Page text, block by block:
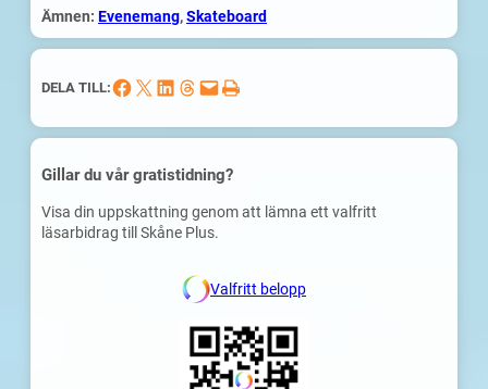
Ämnen: Evenemang, Skateboard
DELA TILL:Dela på Facebook Dela på X Dela på LinkedIn Dela på Threads Skicka denna sida med e-post Skriv ut denna sida
Gillar du vår gratistidning?
Visa din uppskattning genom att lämna ett valfritt
läsarbidrag till Skåne Plus.
Valfritt belopp